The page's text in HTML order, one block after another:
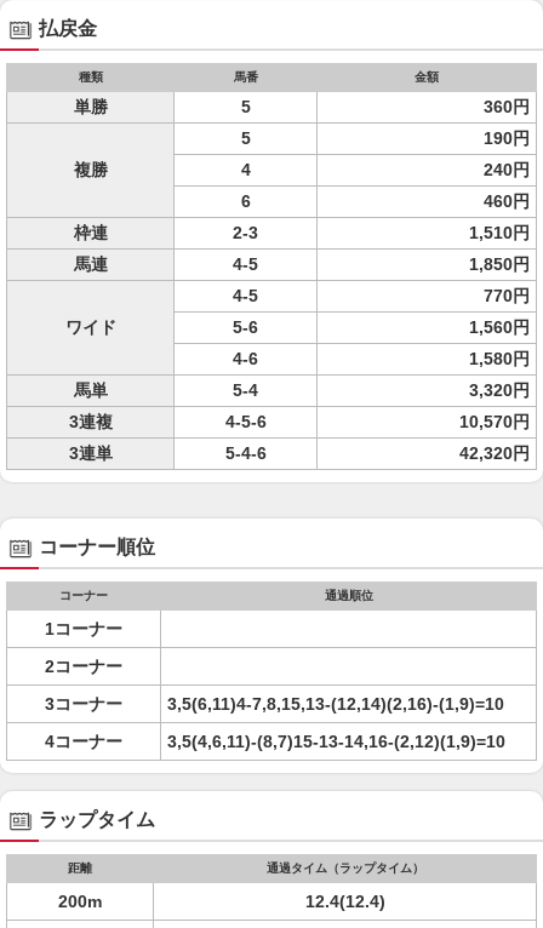
払戻金
種類 馬番 金額
単勝 5 360円
複勝
5
190円
4
240円
6
460円
枠連
2-3
1,510円
馬連
4-5 1,850円
ワイド
4-5
770円
5-6
1,560円
4-6
1,580円
馬単
5-4
3,320円
3連複
4-5-6
10,570円
3連単
5-4-6 42,320円
コーナー順位
コーナー 通過順位
1コーナー
2コーナー
3コーナー
3,5(6,11)4-7,8,15,13-(12,14)(2,16)-(1,9)=10
4コーナー
3,5(4,6,11)-(8,7)15-13-14,16-(2,12)(1,9)=10
ラップタイム
距離 通過タイム（ラップタイム）
200m
12.4(12.4)